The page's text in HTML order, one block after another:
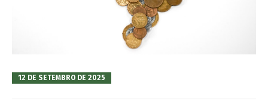
12 DE SETEMBRO DE 2025